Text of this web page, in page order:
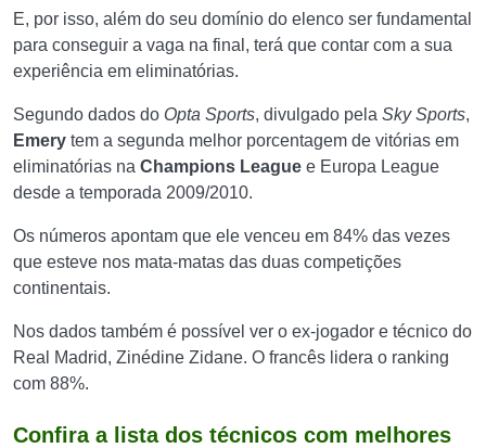
E, por isso, além do seu domínio do elenco ser fundamental
para conseguir a vaga na final, terá que contar com a sua
experiência em eliminatórias.
Segundo dados do Opta Sports, divulgado pela Sky Sports,
Emery tem a segunda melhor porcentagem de vitórias em
eliminatórias na Champions League e Europa League
desde a temporada 2009/2010.
Os números apontam que ele venceu em 84% das vezes
que esteve nos mata-matas das duas competições
continentais.
Nos dados também é possível ver o ex-jogador e técnico do
Real Madrid, Zinédine Zidane. O francês lidera o ranking
com 88%.
Confira a lista dos técnicos com melhores